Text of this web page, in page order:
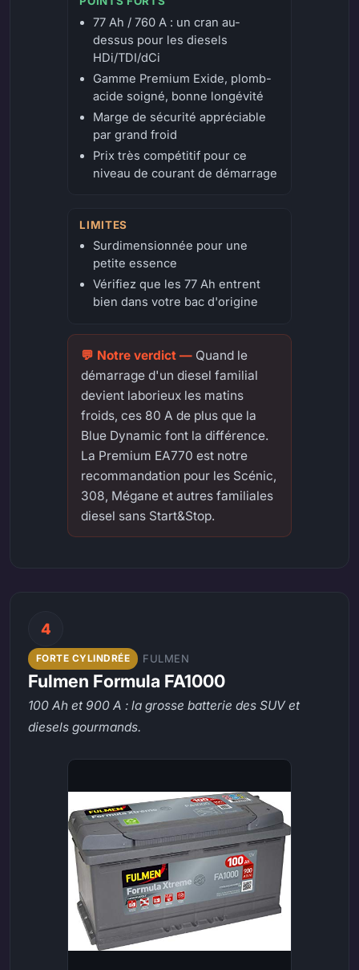
77 Ah / 760 A : un cran au-
dessus pour les diesels
HDi/TDI/dCi
Gamme Premium Exide, plomb-
acide soigné, bonne longévité
Marge de sécurité appréciable
par grand froid
Prix très compétitif pour ce
niveau de courant de démarrage
LIMITES
Surdimensionnée pour une
petite essence
Vérifiez que les 77 Ah entrent
bien dans votre bac d'origine
Quand le
démarrage d'un diesel familial
devient laborieux les matins
froids, ces 80 A de plus que la
Blue Dynamic font la différence.
La Premium EA770 est notre
recommandation pour les Scénic,
308, Mégane et autres familiales
diesel sans Start&Stop.
4
FORTE CYLINDRÉE FULMEN
Fulmen Formula FA1000
100 Ah et 900 A : la grosse batterie des SUV et
diesels gourmands.